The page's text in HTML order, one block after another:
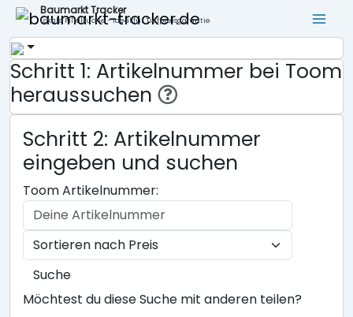
Baumarkt Tracker
Lokale Filialsuche - ideal für Tiefpreisgarantie
Schritt 1: Artikelnummer bei Toom
heraussuchen
Schritt 2: Artikelnummer
eingeben und suchen
Toom Artikelnummer:
Suche
Möchtest du diese Suche mit anderen teilen?